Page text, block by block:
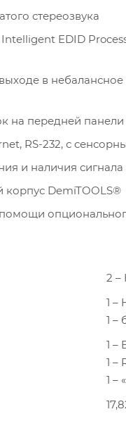
стереозвука
EDID
в
передней панели
RS-232, с
и наличия сигнала
DemiTOOLS®
помощи
2 –
1 –
1 –
1 –
1 –
1 –